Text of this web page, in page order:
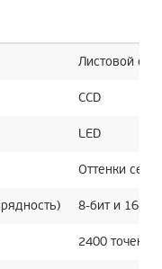
Листовой
CCD
LED
Оттенки
8-бит и 16-бит
2400 точек